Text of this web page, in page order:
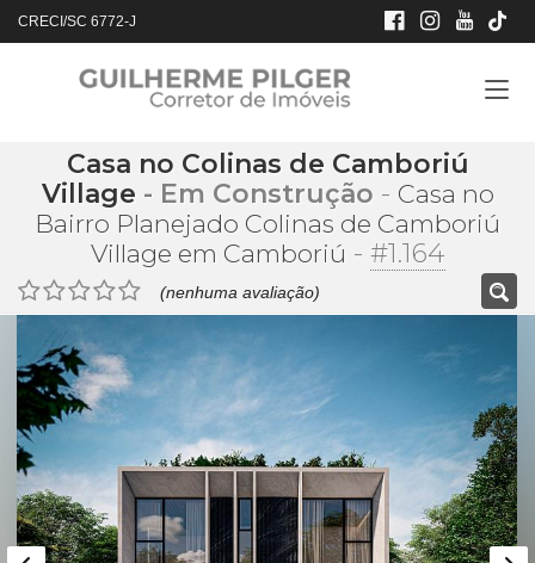
CRECI/SC 6772-J
Casa no Colinas de Camboriú
Village - Em Construção - Casa no
Bairro Planejado Colinas de Camboriú
Village em Camboriú - #1.164
(nenhuma avaliação)